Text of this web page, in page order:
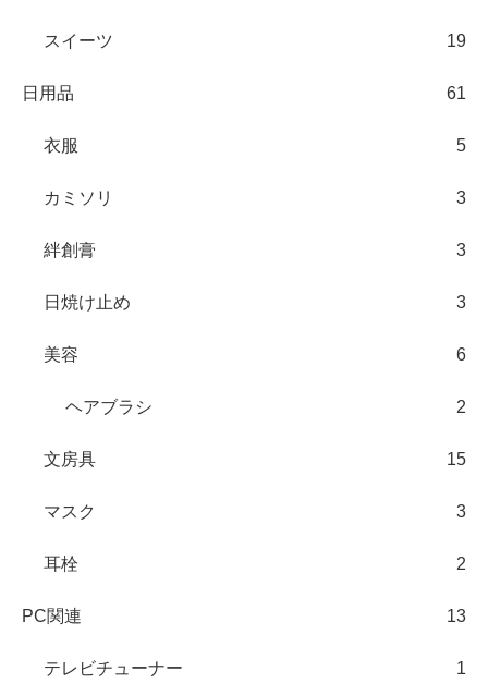
スイーツ 19
日用品 61
衣服 5
カミソリ 3
絆創膏 3
日焼け止め 3
美容 6
ヘアブラシ 2
文房具 15
マスク 3
耳栓 2
PC関連 13
テレビチューナー 1